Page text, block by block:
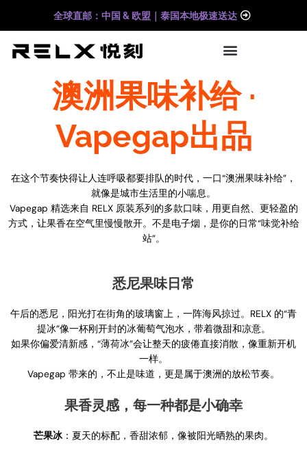
全球直邮：中国 & 欧盟｜泰国本地极速送达
澳洲果味补给 ·
Vapegap出品
在这个节奏快得让人连呼吸都要排队的时代，一口“澳洲果味补给”，
就像是城市生活里的小喘息。
Vapegap 精选来自 RELX 原装系列的多款口味，用更自然、更轻盈的
方式，让果香在空气里慢慢散开。不是电子烟，是你的日常“味觉补给
站”。
悉尼果味日常
午后的悉尼，阳光打在街角的玻璃窗上，一阵海风掠过。RELX 的“青
提冰”像一杯刚开封的冰葡萄气泡水，带着微甜和凉意。
如果你偏爱清新感，“薄荷冰”会让整天的疲倦直接消散，像重新开机
一样。
Vapegap 带来的，不止是味道，更是属于澳洲的放松节奏。
果香灵感，每一种都是小确幸
芒果冰：夏天的标配，香甜浓郁，像被阳光晒熟的果肉。